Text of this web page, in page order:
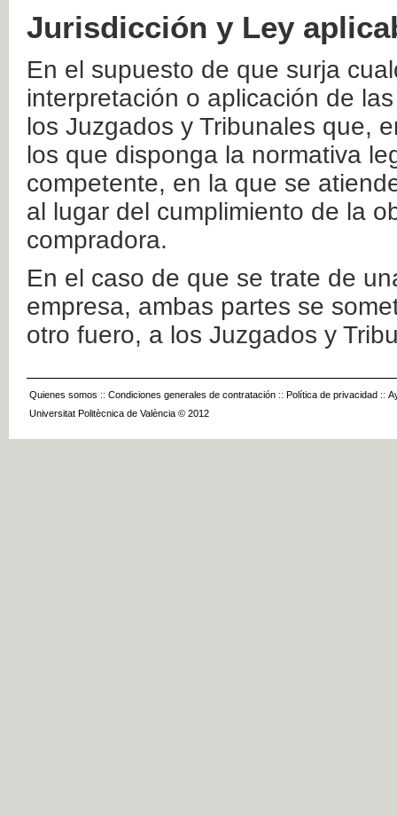
Jurisdicción y Ley
En el supuesto de que surja
interpretación o aplicación de
los Juzgados y Tribunales que,
los que disponga la normativa
competente, en la que se
al lugar del cumplimiento de la
compradora.
En el caso de que se trate de
empresa, ambas partes se
otro fuero, a los Juzgados y
Quienes somos :: Condiciones generales de contratación :: Política de privacidad ::
Universitat Politècnica de València © 2012